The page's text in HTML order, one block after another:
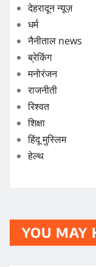
देहरादून न्यूज़
धर्म
नैनीताल news
ब्रेकिंग
मनोरंजन
राजनीती
रिश्वत
शिक्षा
हिंदू मुस्लिम
हेल्थ
YOU MAY